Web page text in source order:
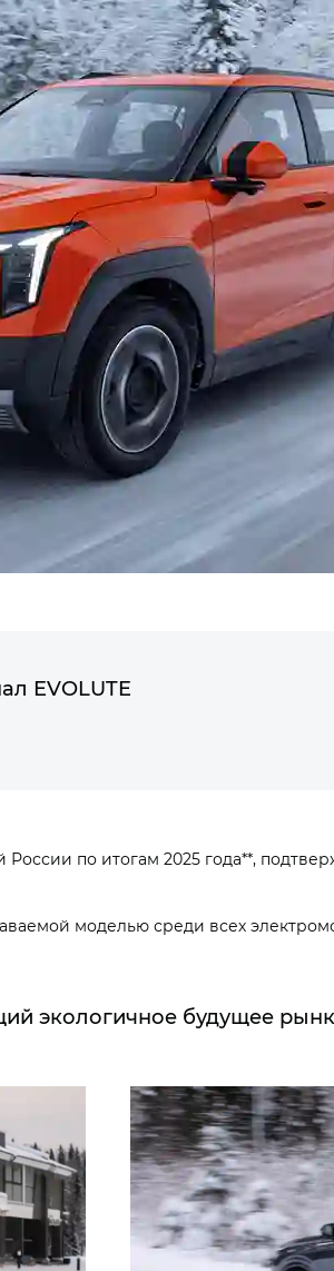
EVOLUTE
по итогам 2025 года**,
моделью среди всех
экологичное будущее